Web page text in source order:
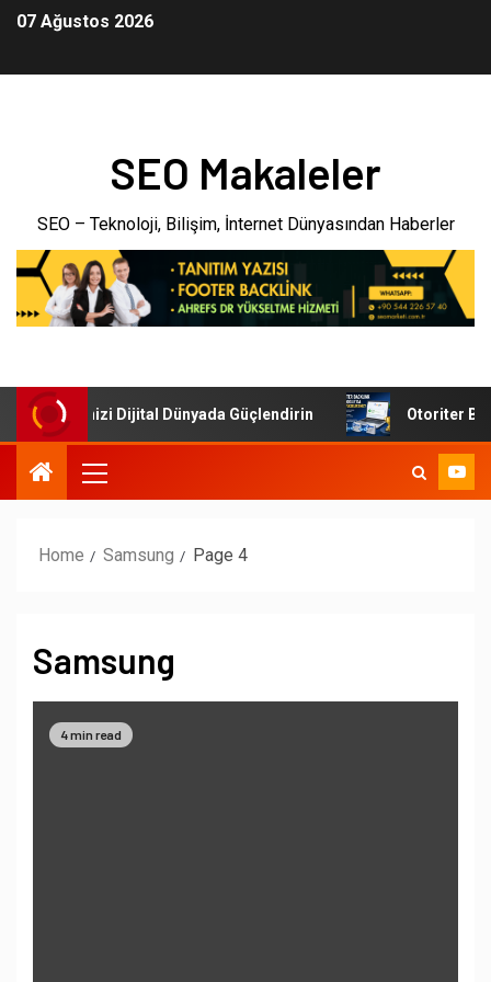
07 Ağustos 2026
SEO Makaleler
SEO – Teknoloji, Bilişim, İnternet Dünyasından Haberler
İşletmenizi Dijital Dünyada Güçlendirin Otoriter
Home Samsung Page 4
Samsung
4 min read